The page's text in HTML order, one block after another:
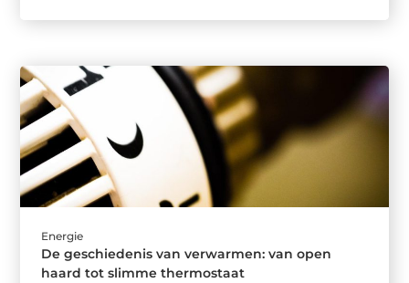
Energie
De geschiedenis van verwarmen: van open
haard tot slimme thermostaat